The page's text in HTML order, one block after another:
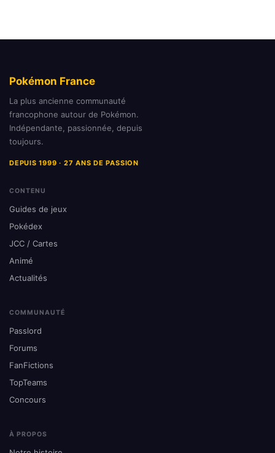
Pokémon France
La plus ancienne communauté
francophone autour de Pokémon.
Indépendante, passionnée, depuis
toujours.
DEPUIS 1999 · 27 ANS DE PASSION
CONTENU
Guides de jeux
Pokédex
JCC / Cartes
Animé
Actualités
COMMUNAUTÉ
Passlord
Forums
FanFictions
TopTeams
Concours
À PROPOS